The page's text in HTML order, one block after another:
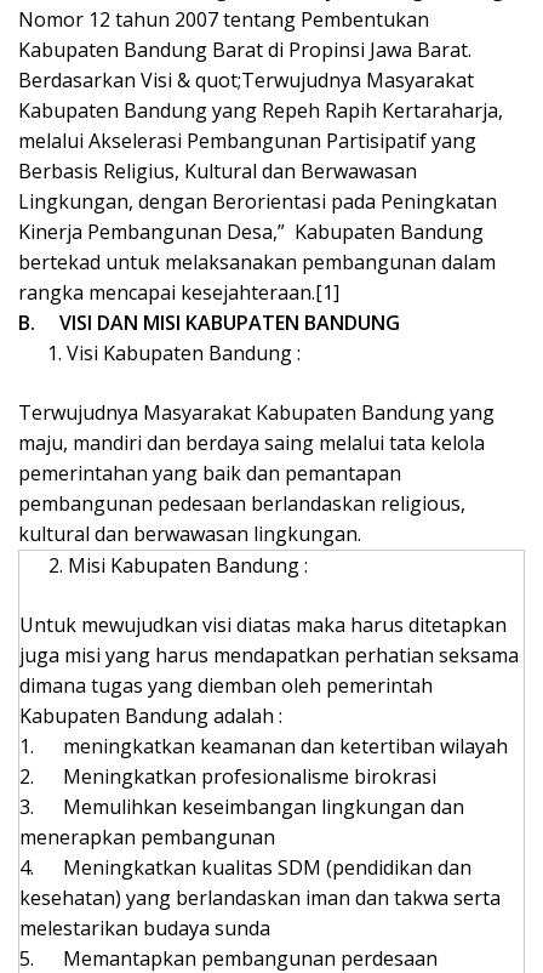
Nomor 12 tahun 2007 tentang Pembentukan
Kabupaten Bandung Barat di Propinsi Jawa Barat.
Berdasarkan Visi & quot;Terwujudnya Masyarakat
Kabupaten Bandung yang Repeh Rapih Kertaraharja,
melalui Akselerasi Pembangunan Partisipatif yang
Berbasis Religius, Kultural dan Berwawasan
Lingkungan, dengan Berorientasi pada Peningkatan
Kinerja Pembangunan Desa,” Kabupaten Bandung
bertekad untuk melaksanakan pembangunan dalam
rangka mencapai kesejahteraan.[1]
B.
VISI DAN MISI KABUPATEN BANDUNG
Visi Kabupaten Bandung :
Terwujudnya Masyarakat Kabupaten Bandung yang
maju, mandiri dan berdaya saing melalui tata kelola
pemerintahan yang baik dan pemantapan
pembangunan pedesaan berlandaskan religious,
kultural dan berwawasan lingkungan.
Misi Kabupaten Bandung :
Untuk mewujudkan visi diatas maka harus ditetapkan
juga misi yang harus mendapatkan perhatian seksama
dimana tugas yang diemban oleh pemerintah
Kabupaten Bandung adalah :
1.
meningkatkan keamanan dan ketertiban wilayah
2.
Meningkatkan profesionalisme birokrasi
3.
Memulihkan keseimbangan lingkungan dan
menerapkan pembangunan
4.
Meningkatkan kualitas SDM (pendidikan dan
kesehatan) yang berlandaskan iman dan takwa serta
melestarikan budaya sunda
5.
Memantapkan pembangunan perdesaan